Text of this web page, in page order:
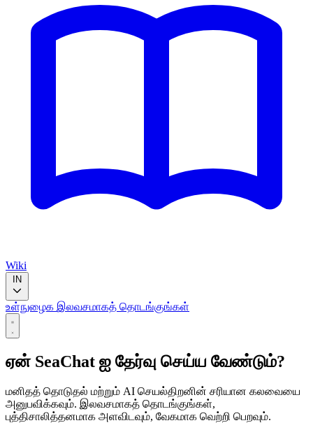
Wiki
IN
உள்நுழைக இலவசமாகத் தொடங்குங்கள்
ஏன் SeaChat ஐ தேர்வு செய்ய வேண்டும்?
மனிதத் தொடுதல் மற்றும் AI செயல்திறனின் சரியான கலவையை
அனுபவிக்கவும். இலவசமாகத் தொடங்குங்கள்,
புத்திசாலித்தனமாக அளவிடவும், வேகமாக வெற்றி பெறவும்.